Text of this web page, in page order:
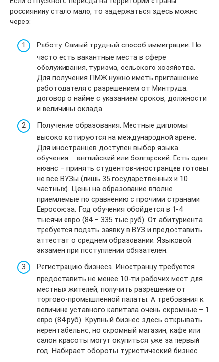
россиянину стало мало, то задержаться здесь можно
через:
Работу. Самый трудный способ иммиграции. Но
часто есть вакантные места в сфере
обслуживания, туризма, сельского хозяйства.
Для получения ПМЖ нужно иметь приглашение
работодателя с разрешением от Минтруда,
договор о найме с указанием сроков, должности
и величины оклада.
Получение образования. Местные дипломы
высоко котируются на международной арене.
Для иностранцев доступен выбор языка
обучения – английский или болгарский. Есть один
нюанс – принять студентов-иностранцев готовы
не все ВУЗы (лишь 35 государственных и 10
частных). Цены на образование вполне
приемлемые по сравнению с прочими странами
Евросоюза. Год обучения обойдется в 1-4
тысячи евро (84 – 335 тыс руб). От абитуриента
требуется подать заявку в ВУЗ и предоставить
аттестат о среднем образовании. Языковой
экзамен при поступлении обязателен.
Регистрацию бизнеса. Иностранцу требуется
предоставить не менее 10-ти рабочих мест для
местных жителей, получить разрешение от
торгово-промышленной палаты. А требования к
величине уставного капитала очень скромные – 1
евро (84 руб). Крупный бизнес здесь открывать
нерентабельно, но скромный магазин, кафе или
салон красоты могут окупиться уже за первый
год. Набирает обороты туристический бизнес.